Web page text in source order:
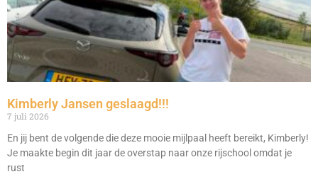
Kimberly Jansen geslaagd!!!
7 juli 2026
En jij bent de volgende die deze mooie mijlpaal heeft bereikt, Kimberly!
Je maakte begin dit jaar de overstap naar onze rijschool omdat je
rust